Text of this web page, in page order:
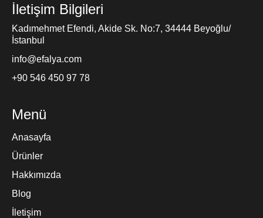
İletişim Bilgileri
Kadımehmet Efendi, Akide Sk. No:7, 34444 Beyoğlu/
İstanbul
info@efalya.com
+90 546 450 97 78
Menü
Anasayfa
Ürünler
Hakkımızda
Blog
İletişim